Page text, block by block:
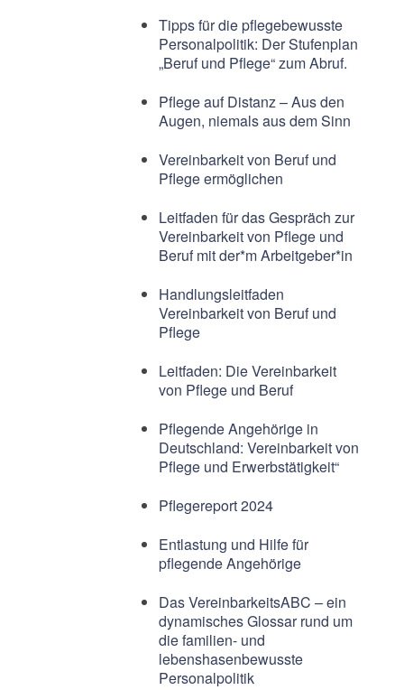
Tipps für die pflegebewusste
Personalpolitik: Der Stufenplan
„Beruf und Pflege“ zum Abruf.
Pflege auf Distanz – Aus den
Augen, niemals aus dem Sinn
Vereinbarkeit von Beruf und
Pflege ermöglichen
Leitfaden für das Gespräch zur
Vereinbarkeit von Pflege und
Beruf mit der*m Arbeitgeber*in
Handlungsleitfaden
Vereinbarkeit von Beruf und
Pflege
Leitfaden: Die Vereinbarkeit
von Pflege und Beruf
Pflegende Angehörige in
Deutschland: Vereinbarkeit von
Pflege und Erwerbstätigkeit“
Pflegereport 2024
Entlastung und Hilfe für
pflegende Angehörige
Das VereinbarkeitsABC – ein
dynamisches Glossar rund um
die familien- und
lebenshasenbewusste
Personalpolitik